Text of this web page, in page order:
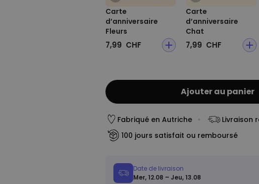
Carte
d’anniversaire
Fleurs
7,99 CHF
Carte
d’anniversaire
Chat
7,99 CHF
Ajouter au panier
Fabriqué en Autriche
Livraison
100 jours satisfait ou remboursé
Date de livraison
Mer, 12.08 – Jeu, 13.08